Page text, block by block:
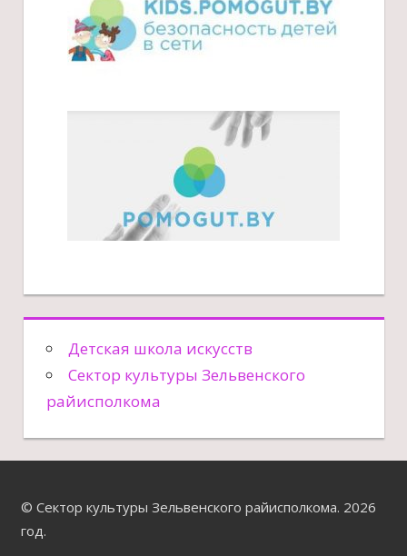
Детская школа искусств
Сектор культуры Зельвенского
райисполкома
© Сектор культуры Зельвенского райисполкома. 2026
год.